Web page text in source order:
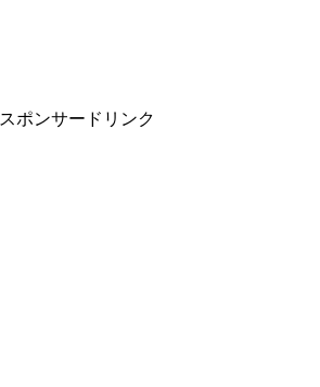
スポンサードリンク